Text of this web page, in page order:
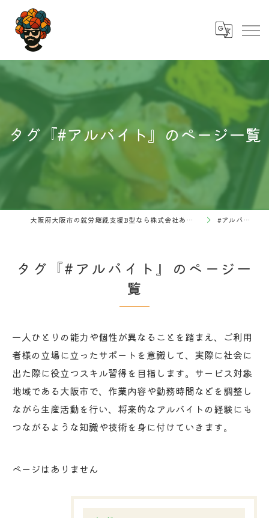
タグ『#アルバイト』のページ一覧
大阪府大阪市の就労継続支援B型なら株式会社あふろ #アルバイト
タグ『#アルバイト』のページ一
覧
一人ひとりの能力や個性が異なることを踏まえ、ご利用
者様の立場に立ったサポートを意識して、実際に社会に
出た際に役立つスキル習得を目指します。サービス対象
地域である大阪市で、作業内容や勤務時間などを調整し
ながら生産活動を行い、将来的なアルバイトの経験にも
つながるような知識や技術を身に付けていきます。
ページはありません